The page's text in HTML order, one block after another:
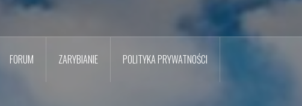
FORUM ZARYBIANIE POLITYKA PRYWATNOŚCI